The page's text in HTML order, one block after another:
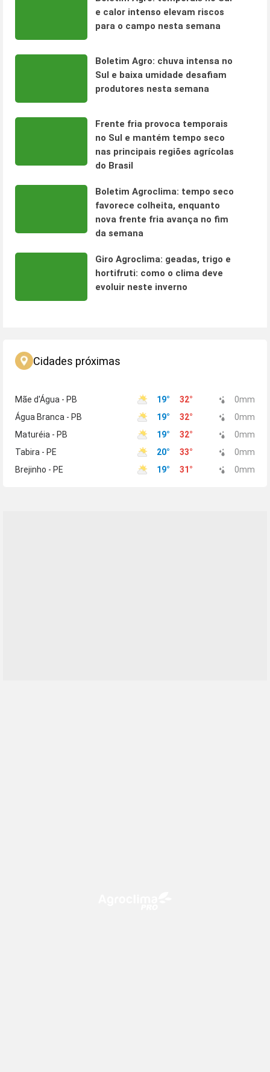
e calor intenso elevam riscos
para o campo nesta semana
Boletim Agro: chuva intensa no
Sul e baixa umidade desafiam
produtores nesta semana
Frente fria provoca temporais
no Sul e mantém tempo seco
nas principais regiões agrícolas
do Brasil
Boletim Agroclima: tempo seco
favorece colheita, enquanto
nova frente fria avança no fim
da semana
Giro Agroclima: geadas, trigo e
hortifruti: como o clima deve
evoluir neste inverno
Cidades próximas
Mãe d'Água - PB 19° 32° 0mm
Água Branca - PB
19° 32° 0mm
Maturéia - PB
19° 32° 0mm
Tabira - PE
20° 33° 0mm
Brejinho - PE
19° 31 ° 0mm